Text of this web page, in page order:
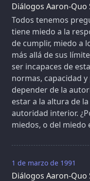
Diálogos Aaron-Quo
Todos tenemos
tiene miedo a la
de cumplir, miedo a
más allá de sus
ser incapaces de
normas, capacidad
depender de la
estar a la altura de
autoridad interior.
miedos, o del miedo
1 de marzo de 1991
Diálogos Aaron-Quo